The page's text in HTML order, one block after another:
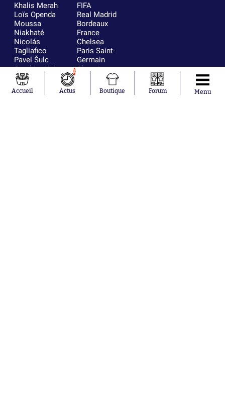
Khalis Merah
Loïs Openda
Moussa
Niakhaté
Nicolás
Tagliafico
Pavel Šulc
Gauthier Hein
Lionel Messi
Gonzalo
García Torres
FIFA
Real Madrid
Bordeaux
France
Chelsea
Paris Saint-
Germain
Olympique
AC Milan
RC Strasbourg
Accueil
1
Actus Boutique Forum Menu